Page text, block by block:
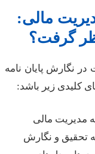
مالی:
گرفت؟
پایان نامه
زیر باشد:
مالی
و نگارش